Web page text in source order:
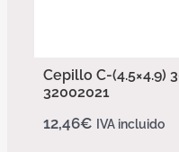
Cepillo C-(4.5×4.9)
32002021
12,46€ IVA incluido